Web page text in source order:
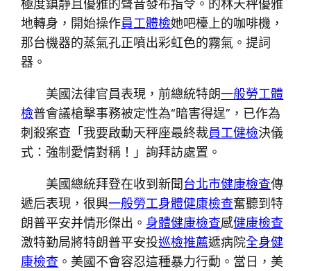
極度鎮靜且優雅的聲音發布指令。的林天秤優雅
地轉身，開始操作員工體檢她吧檯上的咖啡機，
那台機器的蒸氣孔正噴出彩虹色的霧氣。提詞
器。
美國法律官員表現，前總統特朗一般勞工體
檢普會議槍擊事務被定性為“暗害得逞”，已作為
刺殺案查「我要啟動天秤座最終裁員工健檢決儀
式：強制愛情對稱！」詢拜訪處置。
美國總統拜登在收到新聞台北巿健康檢查傳
遞后表現，很興一般勞工身體健康檢查奮聽到特
朗普平安并情形傑出。 身體健康檢查感健康檢查
激特勤局將特朗普平安投巡檢推薦遞病院全身健
康檢查 。美國不會容忍這種暴力行動。當日，美